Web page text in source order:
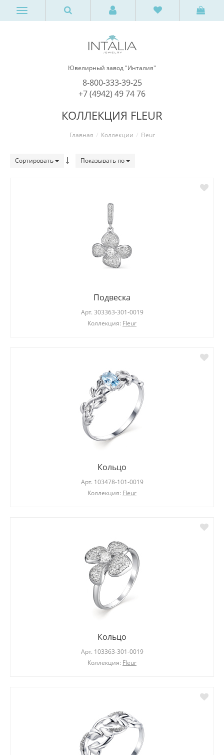
Ювелирный завод "Инталия"
8-800-333-39-25
+7 (4942) 49 74 76
КОЛЛЕКЦИЯ FLEUR
Главная Коллекции Fleur
Сортировать Показывать по
Подвеска
Арт. 303363-301-0019
Коллекция: Fleur
Кольцо
Арт. 103478-101-0019
Коллекция: Fleur
Кольцо
Арт. 103363-301-0019
Коллекция: Fleur